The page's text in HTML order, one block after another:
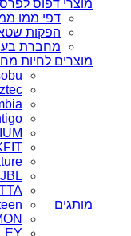
מוצרי דפוס
דפי ממו
הפקות
מחברת
מוצרים לחיות
מותגים
JBL